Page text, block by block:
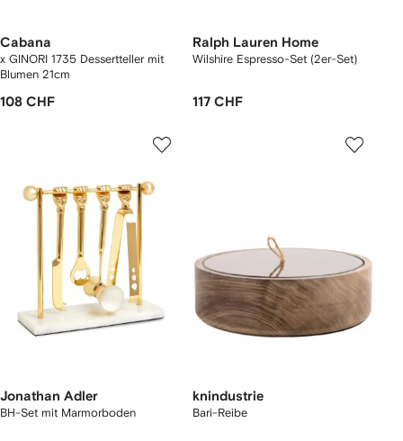
Cabana
x GINORI 1735 Dessertteller mit
Blumen 21cm
108 CHF
Ralph Lauren Home
Wilshire Espresso-Set (2er-Set)
117 CHF
Jonathan Adler
BH-Set mit Marmorboden
knindustrie
Bari-Reibe